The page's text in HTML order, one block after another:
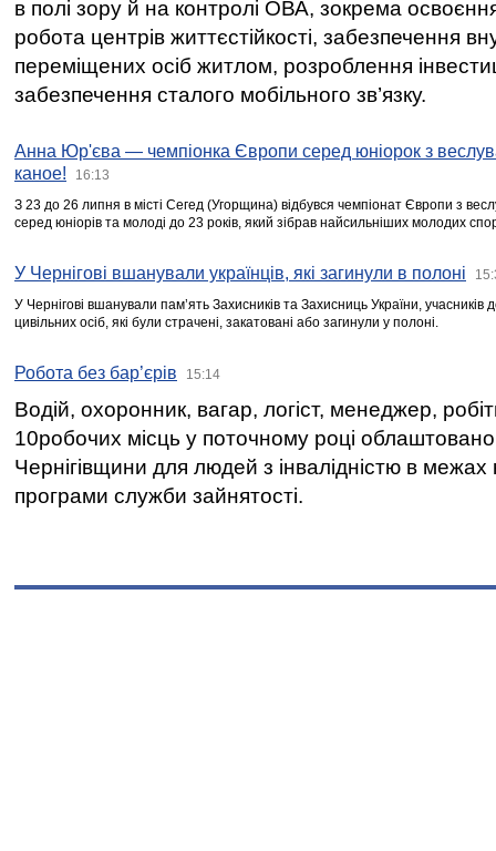
в полі зору й на контролі ОВА, зокрема освоєння
робота центрів життєстійкості, забезпечення
переміщених осіб житлом, розроблення
забезпечення сталого мобільного зв’язку.
Анна Юр'єва — чемпіонка Європи серед юніорок з
каное!
16:13
З 23 до 26 липня в місті Сегед (Угорщина) відбувся чемпіонат Європи з
серед юніорів та молоді до 23 років, який зібрав найсильніших молодих
У Чернігові вшанували українців, які загинули в полоні
У Чернігові вшанували пам’ять Захисників та Захисниць України,
цивільних осіб, які були страчені, закатовані або загинули у полоні.
Робота без бар’єрів 15:14
Водій, охоронник, вагар, логіст, менеджер,
10робочих місць у поточному році
Чернігівщини для людей з інвалідністю в межах
програми служби зайнятості.